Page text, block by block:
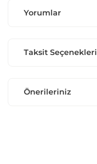
Yorumlar
Taksit Seçenekleri
Önerileriniz